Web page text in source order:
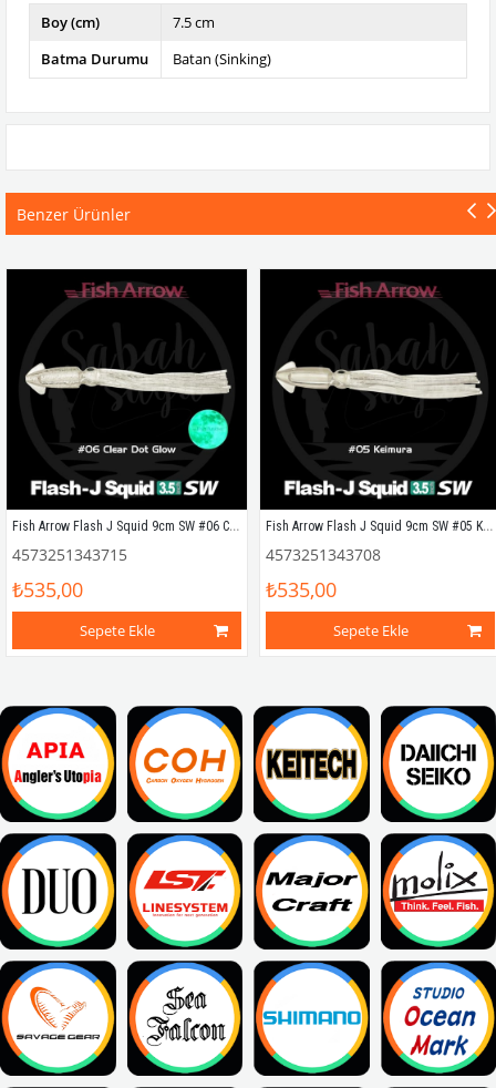
Boy (cm)
7.5 cm
Batma Durumu
Batan (Sinking)
Benzer Ürünler
Fish Arrow Flash J Squid 9cm SW #06 Clear Dot Glow Silikon Kalamar (5 Adet)
4573251343715
₺535,00
Sepete Ekle
Fish Arrow Flash J Squid 9cm SW #05 Keimura Silikon Kalamar (5 Adet)
4573251343708
₺535,00
Sepete Ekle